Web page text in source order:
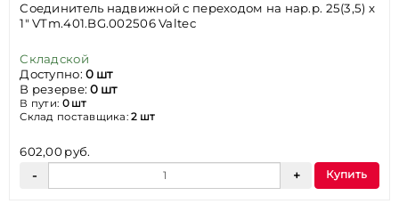
Соединитель надвижной с переходом на нар.р. 25(3,5) х
1" VTm.401.BG.002506 Valtec
Складской
Доступно:0 шт
В резерве:0 шт
В пути: 0 шт
Склад поставщика:2 шт
602,00 руб.
Купить